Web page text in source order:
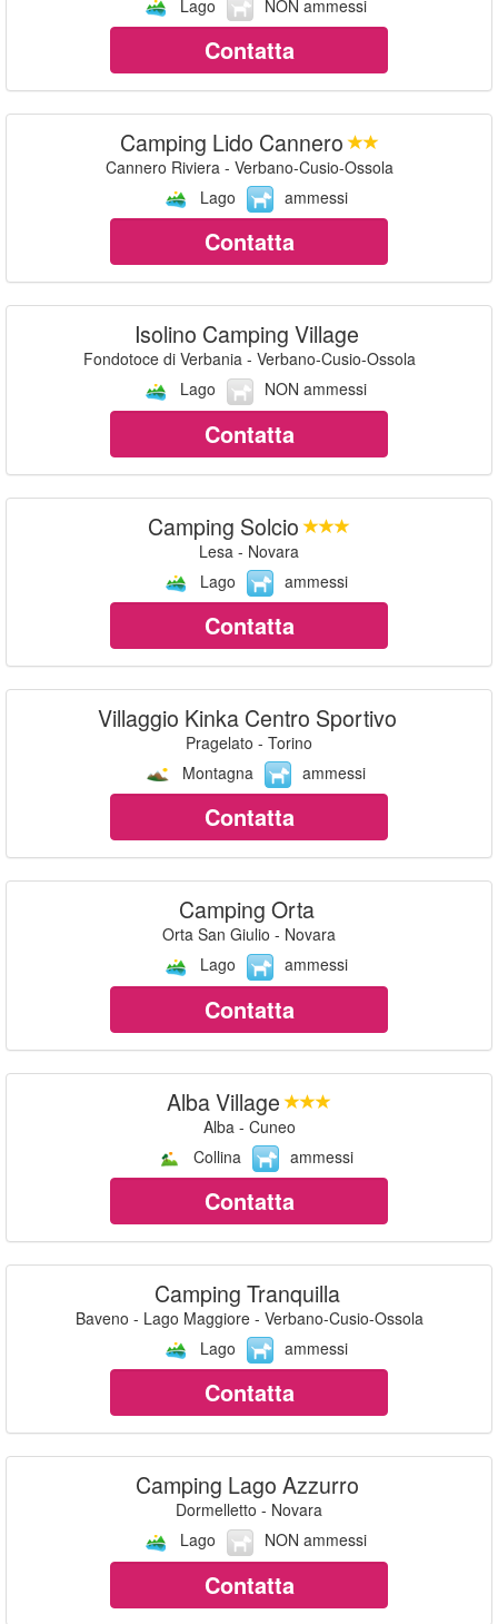
Lago NON ammessi
Contatta
Camping Lido Cannero
Cannero Riviera - Verbano-Cusio-Ossola
Lago
ammessi
Contatta
Isolino Camping Village
Fondotoce di Verbania - Verbano-Cusio-Ossola
Lago
NON ammessi
Contatta
Camping Solcio
Lesa - Novara
Lago
ammessi
Contatta
Villaggio Kinka Centro Sportivo
Pragelato - Torino
Montagna
ammessi
Contatta
Camping Orta
Orta San Giulio - Novara
Lago
ammessi
Contatta
Alba Village
Alba - Cuneo
Collina
ammessi
Contatta
Camping Tranquilla
Baveno - Lago Maggiore - Verbano-Cusio-Ossola
Lago
ammessi
Contatta
Camping Lago Azzurro
Dormelletto - Novara
Lago
NON ammessi
Contatta